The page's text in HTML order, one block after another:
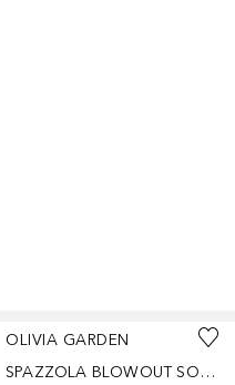
OLIVIA GARDEN
SPAZZOLA BLOWOUT SOFT SILVER IN PURO CINGHIALE Ø10mm